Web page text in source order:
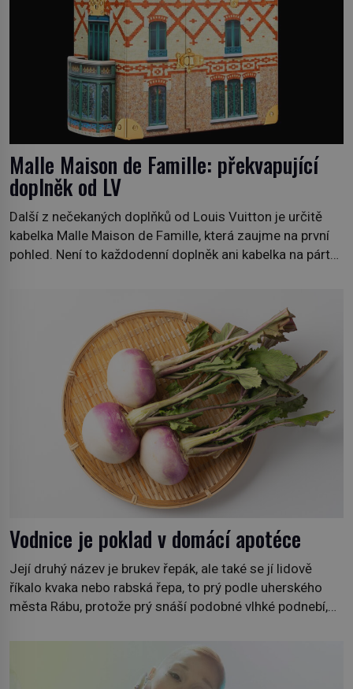
Malle Maison de Famille: překvapující
doplněk od LV
Další z nečekaných doplňků od Louis Vuitton je určitě
kabelka Malle Maison de Famille, která zaujme na první
pohled. Není to každodenní doplněk ani kabelka na párty,
adrese 18 Rue Louis Vuitton, které bylo postaveno v
roce 1869. […]
Vodnice je poklad v domácí apotéce
Její druhý název je brukev řepák, ale také se jí lidově
říkalo kvaka nebo rabská řepa, to prý podle uherského
města Rábu, protože prý snáší podobné vlhké podnebí,
někdy i v obchodech. Její bulvy jsou bílé, nahoře někdy